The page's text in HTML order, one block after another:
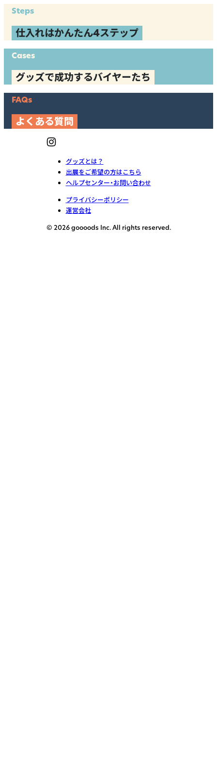
Steps
仕入れはかんたん4ステップ
Cases
グッズで成功するバイヤーたち
FAQs
よくある質問
グッズとは？
出展をご希望の方はこちら
ヘルプセンター・お問い合わせ
プライバシーポリシー
運営会社
© 2026 goooods Inc. All rights reserved.